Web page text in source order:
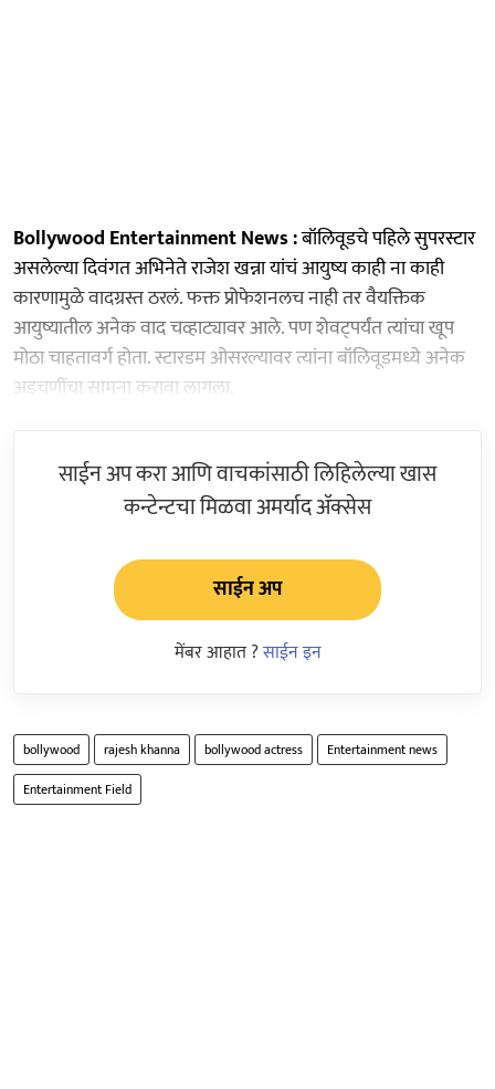
Bollywood Entertainment News :बॉलिवूडचे पहिले सुपरस्टार
असलेल्या दिवंगत अभिनेते राजेश खन्ना यांचं आयुष्य काही ना काही
कारणामुळे वादग्रस्त ठरलं. फक्त प्रोफेशनलच नाही तर वैयक्तिक
आयुष्यातील अनेक वाद चव्हाट्यावर आले. पण शेवट्पर्यंत त्यांचा खूप
मोठा चाहतावर्ग होता. स्टारडम ओसरल्यावर त्यांना बॉलिवूडमध्ये अनेक
अडचणींचा सामना करावा लागला.
साईन अप करा आणि वाचकांसाठी लिहिलेल्या खास
कन्टेन्टचा मिळवा अमर्याद ॲक्सेस
साईन अप
मेंबर आहात ?साईन इन
bollywood rajesh khanna bollywood actress
Entertainment news
Entertainment Field